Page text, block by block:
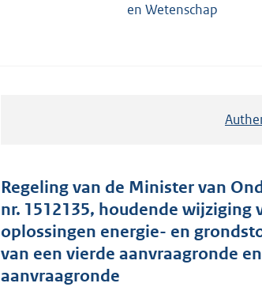
en Wetenschap
Regeling van de Minister van
nr. 1512135, houdende wijziging
oplossingen energie- en
van een vierde aanvraagronde
aanvraagronde